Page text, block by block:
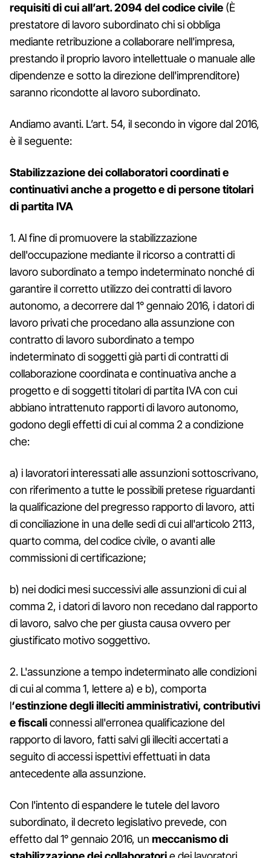
requisiti di cui all’art. 2094 del codice civile (È
prestatore di lavoro subordinato chi si obbliga
mediante retribuzione a collaborare nell'impresa,
prestando il proprio lavoro intellettuale o manuale alle
dipendenze e sotto la direzione dell'imprenditore)
saranno ricondotte al lavoro subordinato.
Andiamo avanti. L’art. 54, il secondo in vigore dal 2016,
è il seguente:
Stabilizzazione dei collaboratori coordinati e
continuativi anche a progetto e di persone titolari
di partita IVA
1. Al fine di promuovere la stabilizzazione
dell'occupazione mediante il ricorso a contratti di
lavoro subordinato a tempo indeterminato nonché di
garantire il corretto utilizzo dei contratti di lavoro
autonomo, a decorrere dal 1° gennaio 2016, i datori di
lavoro privati che procedano alla assunzione con
contratto di lavoro subordinato a tempo
indeterminato di soggetti già parti di contratti di
collaborazione coordinata e continuativa anche a
progetto e di soggetti titolari di partita IVA con cui
abbiano intrattenuto rapporti di lavoro autonomo,
godono degli effetti di cui al comma 2 a condizione
che:
a) i lavoratori interessati alle assunzioni sottoscrivano,
con riferimento a tutte le possibili pretese riguardanti
la qualificazione del pregresso rapporto di lavoro, atti
di conciliazione in una delle sedi di cui all'articolo 2113,
quarto comma, del codice civile, o avanti alle
commissioni di certificazione;
b) nei dodici mesi successivi alle assunzioni di cui al
comma 2, i datori di lavoro non recedano dal rapporto
di lavoro, salvo che per giusta causa ovvero per
giustificato motivo soggettivo.
2. L'assunzione a tempo indeterminato alle condizioni
di cui al comma 1, lettere a) e b), comporta
l‘estinzione degli illeciti amministrativi, contributivi
e fiscaliconnessi all'erronea qualificazione del
rapporto di lavoro, fatti salvi gli illeciti accertati a
seguito di accessi ispettivi effettuati in data
antecedente alla assunzione.
Con l'intento di espandere le tutele del lavoro
subordinato, il decreto legislativo prevede, con
effetto dal 1° gennaio 2016, un meccanismo di